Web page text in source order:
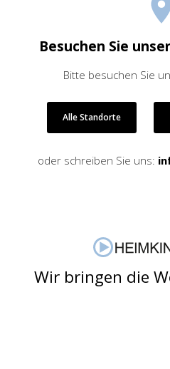
Besuchen Sie
Bitte besuchen Sie
Alle Standorte
oder schreiben Sie uns:
Wir bringen die